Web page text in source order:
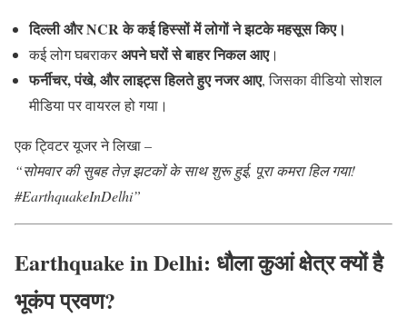
दिल्ली और NCR के कई हिस्सों में लोगों ने झटके महसूस किए।
कई लोग घबराकरअपने घरों से बाहर निकल आए।
फर्नीचर, पंखे, और लाइट्स हिलते हुए नजर आए, जिसका वीडियो सोशल
मीडिया पर वायरल हो गया।
एक ट्विटर यूजर ने लिखा –
“सोमवार की सुबह तेज़ झटकों के साथ शुरू हुई, पूरा कमरा हिल गया!
#EarthquakeInDelhi”
Earthquake in Delhi: धौला कुआं क्षेत्र क्यों है
भूकंप प्रवण?